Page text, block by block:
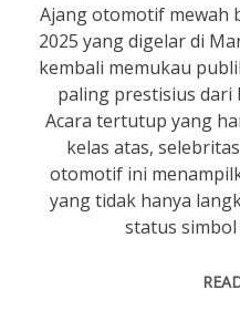
Ajang otomotif mewah
2025 yang digelar di
kembali memukau
paling prestisius dari
Acara tertutup yang
kelas atas,
otomotif ini
yang tidak hanya
status